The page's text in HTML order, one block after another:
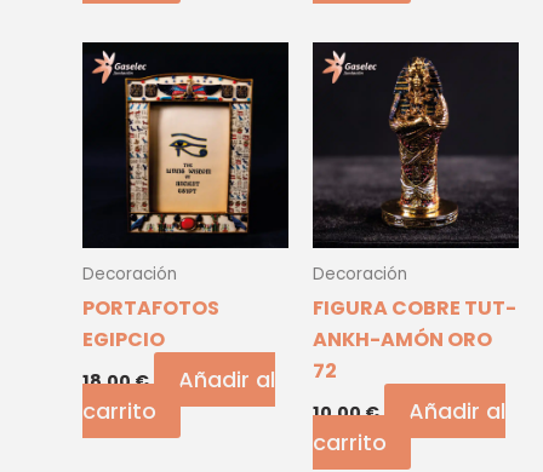
Decoración
PORTAFOTOS
EGIPCIO
18,00€
Añadir al
carrito
Decoración
FIGURA COBRE TUT-
ANKH-AMÓN ORO
72
10,00€
Añadir al
carrito